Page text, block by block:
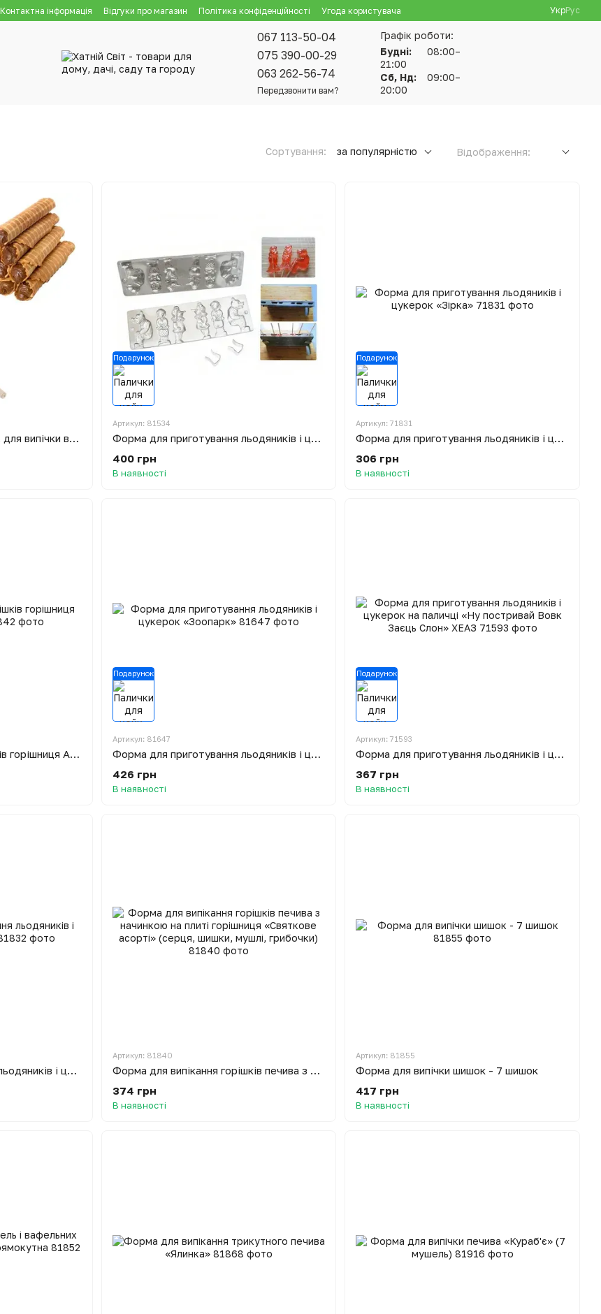
Контактна інформація Відгуки про магазин Політика конфіденційності Угода користувача УкрРус
067 113-50-04
075 390-00-29
063 262-56-74
Передзвонити вам?
Графік роботи:
Будні:
08:00–
21:00
Сб, Нд:
09:00–
20:00
Сортування: за популярністю Відображення:
Кругла вафельниця форма для випічки вафельних коржів Ø22 см з дерев'яними ручками візерунок у квадрати
Подарунок
Артикул: 81534
Форма для приготування льодяників і цукерок «Ведмеді»
400 грн
В наявності
Подарунок
Артикул: 71831
Форма для приготування льодяників і цукерок «Зірка»
306 грн
В наявності
Форма для випічки горішків горішниця Асорті (велика)
Подарунок
Артикул: 81647
Форма для приготування льодяників і цукерок «Зоопарк»
426 грн
В наявності
Подарунок
Артикул: 71593
Форма для приготування льодяників і цукерок на паличці «Ну постривай Вовк Заєць Слон» ХЕАЗ
367 грн
В наявності
Форма для приготування льодяників і цукерок «Колобок»
Артикул: 81840
Форма для випікання горішків печива з начинкою на плиті горішниця «Святкове асорті» (серця, шишки, мушлі, грибочки)
374 грн
В наявності
Артикул: 81855
Форма для випічки шишок - 7 шишок
417 грн
В наявності